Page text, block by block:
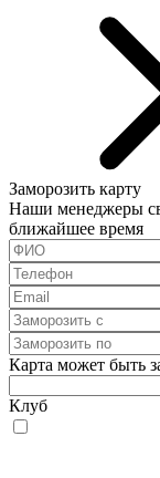
Заморозить карту
Наши менеджеры
ближайшее время
Карта может быть
Клуб